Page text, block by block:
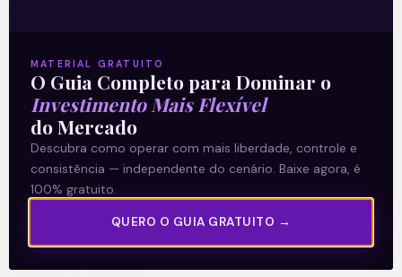
Sobre nós
Termos e Condições
Política de Privacidade
Explore
E Eu Com Isso?
MATERIAL GRATUITO
O Guia Completo para Dominar o
Investimento Mais Flexível
do Mercado
Descubra como operar com mais liberdade, controle e
consistência — independente do cenário. Baixe agora, é
100% gratuito.
QUERO O GUIA GRATUITO →